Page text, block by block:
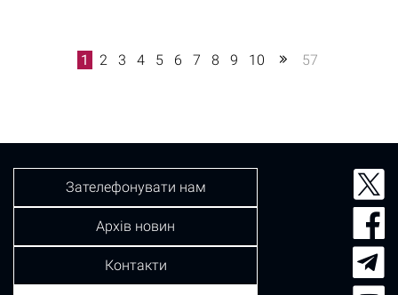
1 2 3 4 5 6 7 8 9 10 57
Зателефонувати нам
Архів новин
Контакти